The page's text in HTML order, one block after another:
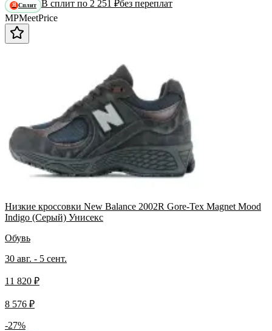
Я Сплит В сплит по 2 251 ₽без переплат
MPMeetPrice
Низкие кроссовки New Balance 2002R Gore-Tex Magnet Mood
Indigo (Серый) Унисекс
Обувь
30 авг. - 5 сент.
11 820 ₽
8 576 ₽
-27%